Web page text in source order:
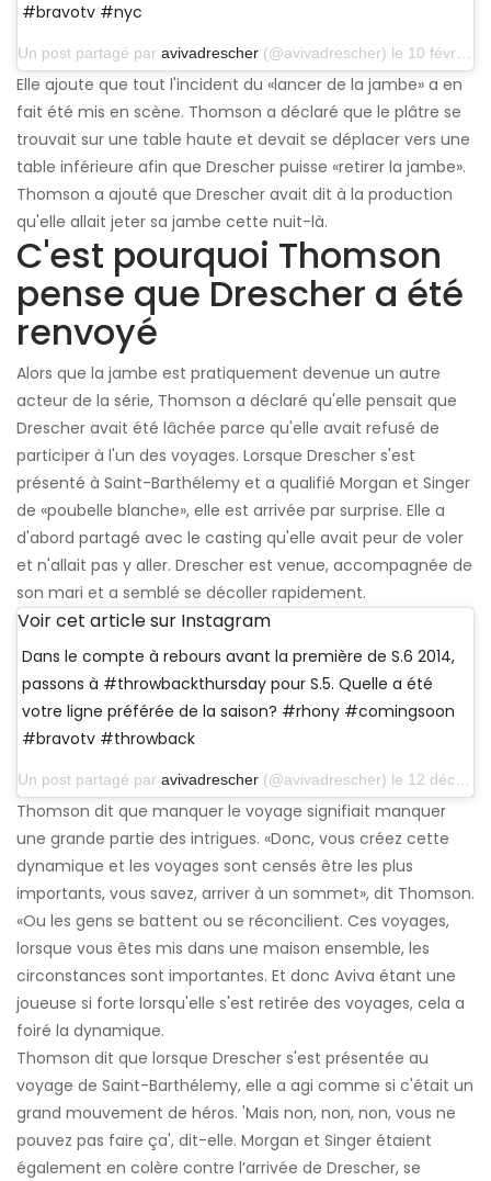
#bravotv #nyc
Un post partagé par avivadrescher (@avivadrescher) le 10 février 2014 à 4h09 PST
Elle ajoute que tout l'incident du «lancer de la jambe» a en
fait été mis en scène. Thomson a déclaré que le plâtre se
trouvait sur une table haute et devait se déplacer vers une
table inférieure afin que Drescher puisse «retirer la jambe».
Thomson a ajouté que Drescher avait dit à la production
qu'elle allait jeter sa jambe cette nuit-là.
C'est pourquoi Thomson
pense que Drescher a été
renvoyé
Alors que la jambe est pratiquement devenue un autre
acteur de la série, Thomson a déclaré qu'elle pensait que
Drescher avait été lâchée parce qu'elle avait refusé de
participer à l'un des voyages. Lorsque Drescher s'est
présenté à Saint-Barthélemy et a qualifié Morgan et Singer
de «poubelle blanche», elle est arrivée par surprise. Elle a
d'abord partagé avec le casting qu'elle avait peur de voler
et n'allait pas y aller. Drescher est venue, accompagnée de
son mari et a semblé se décoller rapidement.
Voir cet article sur Instagram
Dans le compte à rebours avant la première de S.6 2014,
passons à #throwbackthursday pour S.5. Quelle a été
votre ligne préférée de la saison? #rhony #comingsoon
#bravotv #throwback
Un post partagé par avivadrescher (@avivadrescher) le 12 décembre 2013 à 14h12 PST
Thomson dit que manquer le voyage signifiait manquer
une grande partie des intrigues. «Donc, vous créez cette
dynamique et les voyages sont censés être les plus
importants, vous savez, arriver à un sommet», dit Thomson.
«Ou les gens se battent ou se réconcilient. Ces voyages,
lorsque vous êtes mis dans une maison ensemble, les
circonstances sont importantes. Et donc Aviva étant une
joueuse si forte lorsqu'elle s'est retirée des voyages, cela a
foiré la dynamique.
Thomson dit que lorsque Drescher s'est présentée au
voyage de Saint-Barthélemy, elle a agi comme si c'était un
grand mouvement de héros. 'Mais non, non, non, vous ne
pouvez pas faire ça', dit-elle. Morgan et Singer étaient
également en colère contre l’arrivée de Drescher, se